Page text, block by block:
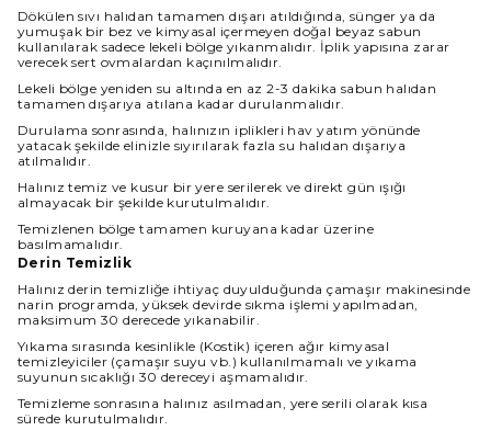
Dökülen sıvı halıdan tamamen dışarı atıldığında, sünger ya da
yumuşak bir bez ve kimyasal içermeyen doğal beyaz sabun
kullanılarak sadece lekeli bölge yıkanmalıdır. İplik yapısına zarar
verecek sert ovmalardan kaçınılmalıdır.
Lekeli bölge yeniden su altında en az 2-3 dakika sabun halıdan
tamamen dışarıya atılana kadar durulanmalıdır.
Durulama sonrasında, halınızın iplikleri hav yatım yönünde
yatacak şekilde elinizle sıyırılarak fazla su halıdan dışarıya
atılmalıdır.
Halınız temiz ve kusur bir yere serilerek ve direkt gün ışığı
almayacak bir şekilde kurutulmalıdır.
Temizlenen bölge tamamen kuruyana kadar üzerine
basılmamalıdır.
Derin Temizlik
Halınız derin temizliğe ihtiyaç duyulduğunda çamaşır makinesinde
narin programda, yüksek devirde sıkma işlemi yapılmadan,
maksimum 30 derecede yıkanabilir.
Yıkama sırasında kesinlikle (Kostik) içeren ağır kimyasal
temizleyiciler (çamaşır suyu vb.) kullanılmamalı ve yıkama
suyunun sıcaklığı 30 dereceyi aşmamalıdır.
Temizleme sonrasına halınız asılmadan, yere serili olarak kısa
sürede kurutulmalıdır.